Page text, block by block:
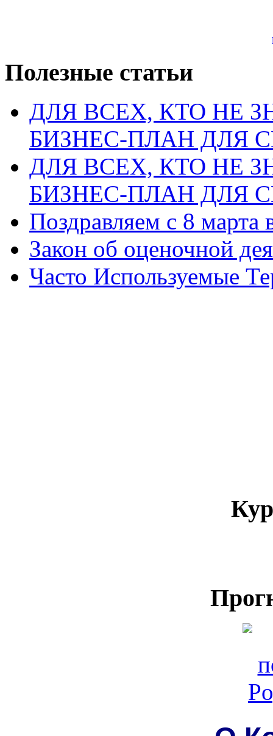
Полезные статьи
ДЛЯ ВСЕХ, КТО НЕ
БИЗНЕС-ПЛАН ДЛЯ
ДЛЯ ВСЕХ, КТО НЕ
БИЗНЕС-ПЛАН ДЛЯ
Поздравляем с 8
Закон об оценочной
Часто Используемые